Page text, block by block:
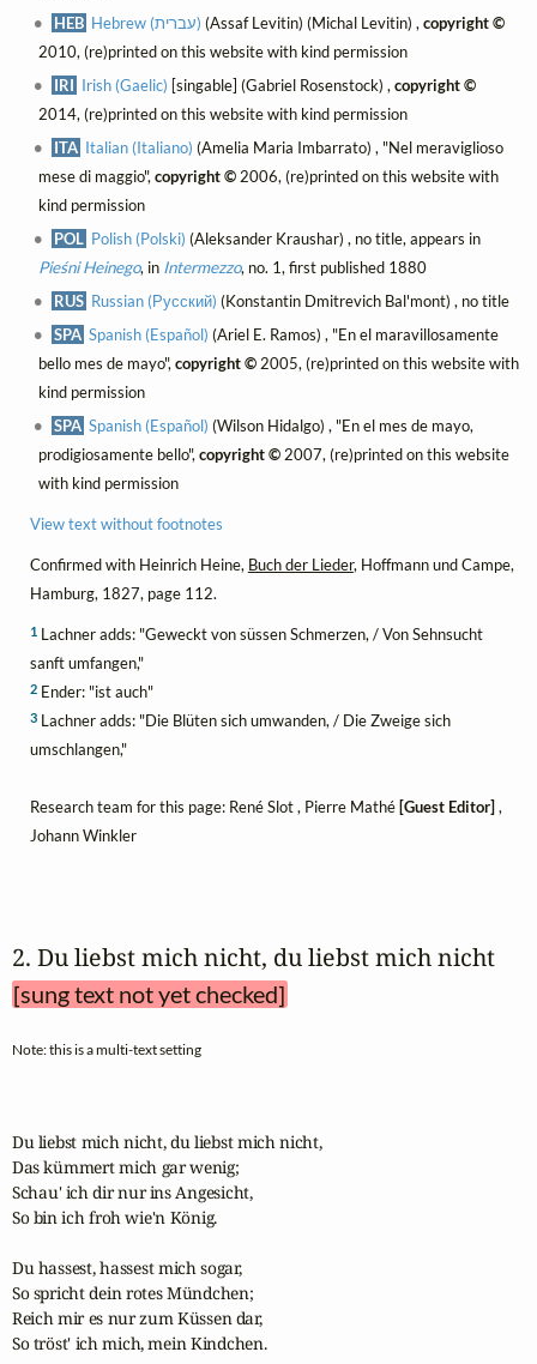
HEB
Hebrew (עברית) (Assaf Levitin) (Michal Levitin) ,copyright ©
2010, (re)printed on this website with kind permission
IRI Irish (Gaelic) [singable] (Gabriel Rosenstock) ,copyright ©
2014, (re)printed on this website with kind permission
ITA Italian (Italiano) (Amelia Maria Imbarrato) , "Nel meraviglioso
mese di maggio", copyright ©2006, (re)printed on this website with
kind permission
POL Polish (Polski) (Aleksander Kraushar) , no title, appears in
Pieśni Heinego, in Intermezzo, no. 1, first published 1880
RUS Russian (Русский) (Konstantin Dmitrevich Bal'mont) , no title
SPA Spanish (Español) (Ariel E. Ramos) , "En el maravillosamente
bello mes de mayo", copyright ©2005, (re)printed on this website with
kind permission
SPA Spanish (Español) (Wilson Hidalgo) , "En el mes de mayo,
prodigiosamente bello", copyright ©2007, (re)printed on this website
with kind permission
View text without footnotes
Confirmed with Heinrich Heine, Buch der Lieder, Hoffmann und Campe,
Hamburg, 1827, page 112.
1Lachner adds: "Geweckt von süssen Schmerzen, / Von Sehnsucht
sanft umfangen,"
2Ender: "ist auch"
3Lachner adds: "Die Blüten sich umwanden, / Die Zweige sich
umschlangen,"
Research team for this page: René Slot , Pierre Mathé [Guest Editor] ,
Johann Winkler
2. Du liebst mich nicht, du liebst mich nicht
[sung text not yet checked]
Note: this is a multi-text setting
Du liebst mich nicht, du liebst mich nicht,
Das kümmert mich gar wenig;
Schau' ich dir nur ins Angesicht,
So bin ich froh wie'n König.
Du hassest, hassest mich sogar,
So spricht dein rotes Mündchen;
Reich mir es nur zum Küssen dar,
So tröst' ich mich, mein Kindchen.